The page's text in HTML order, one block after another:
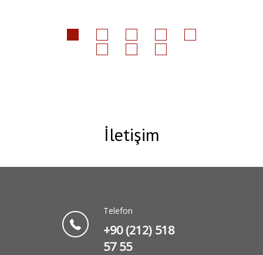
İletişim
Telefon
+90 (212) 518
57 55